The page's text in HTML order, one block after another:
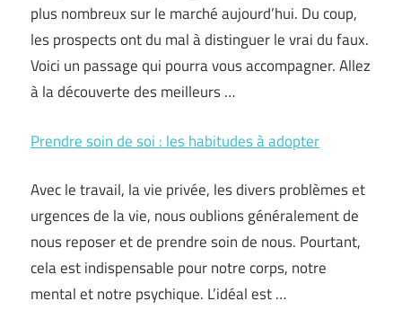
plus nombreux sur le marché aujourd’hui. Du coup,
les prospects ont du mal à distinguer le vrai du faux.
Voici un passage qui pourra vous accompagner. Allez
à la découverte des meilleurs …
Prendre soin de soi : les habitudes à adopter
Avec le travail, la vie privée, les divers problèmes et
urgences de la vie, nous oublions généralement de
nous reposer et de prendre soin de nous. Pourtant,
cela est indispensable pour notre corps, notre
mental et notre psychique. L’idéal est …